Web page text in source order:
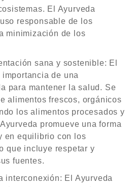
El Ayurveda
responsable de los
minimización de los
sana y sostenible: El
de una
para mantener la salud. Se
alimentos frescos, orgánicos
los alimentos procesados y
promueve una forma
en equilibrio con los
que incluye respetar y
fuentes.
interconexión: El Ayurveda